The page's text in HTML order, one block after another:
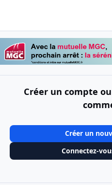
Créer un compte
Créer un
Connectez-